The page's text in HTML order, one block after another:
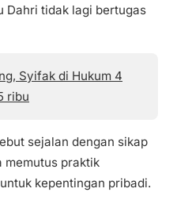
Dahri tidak lagi bertugas
Syifak di Hukum 4
ribu
sejalan dengan sikap
memutus praktik
kepentingan pribadi.